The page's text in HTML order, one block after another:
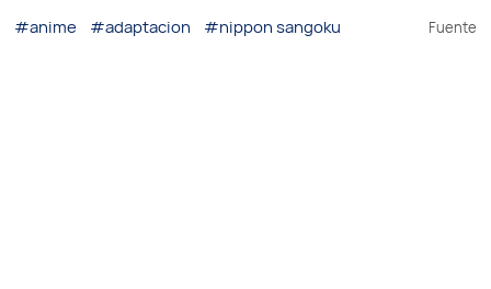
#anime #adaptacion #nippon sangoku Fuente